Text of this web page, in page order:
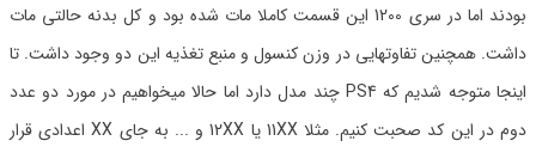
بودند اما در سری 1200 این قسمت کاملا مات شده بود و کل بدنه حالتی مات
داشت. همچنین تفاوتهایی در وزن کنسول و منبع تغذیه این دو وجود داشت. تا
اینجا متوجه شدیم که PS4 چند مدل دارد اما حالا میخواهیم در مورد دو عدد
دوم در این کد صحبت کنیم. مثلا 11XX یا 12XX و ... به جای XX اعدادی قرار